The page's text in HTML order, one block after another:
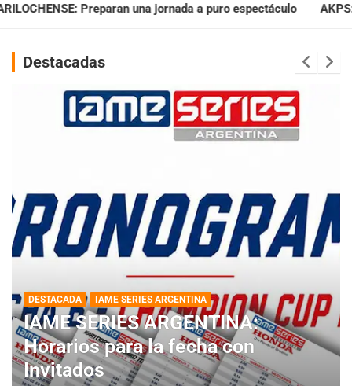
a puro espectáculo AKPS: Intervino la IGJ y oficializó el
Destacadas
DESTACADA IAME SERIES ARGENTINA
IAME SERIES ARGENTINA:
Horarios para la fecha con
Invitados